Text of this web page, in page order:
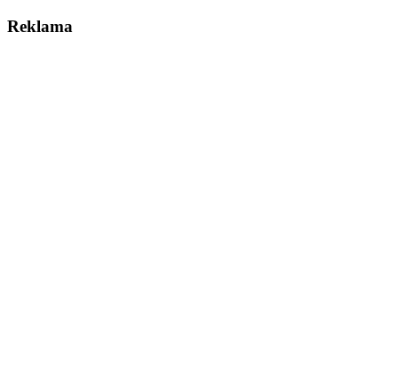
Reklama